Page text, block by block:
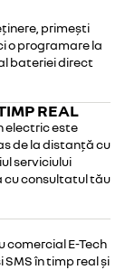
primești
o programare la
bateriei direct
REAL
electric este
de la distanță cu
serviciului
cu consultatul tău
comercial E-Tech
în timp real și